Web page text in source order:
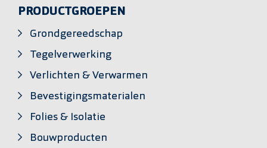
PRODUCTGROEPEN
Grondgereedschap
Tegelverwerking
Verlichten & Verwarmen
Bevestigingsmaterialen
Folies & Isolatie
Bouwproducten